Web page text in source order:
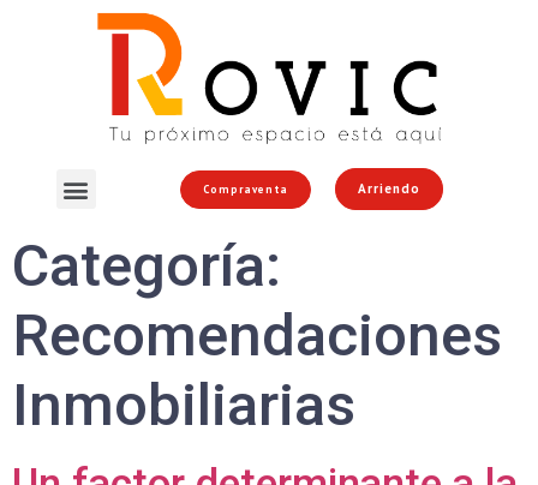
Compraventa Arriendo
Categoría:
Recomendaciones
Inmobiliarias